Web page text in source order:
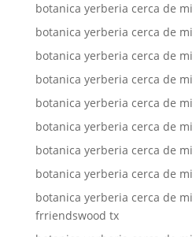
botanica yerberia cerca de mi
botanica yerberia cerca de
botanica yerberia cerca de
botanica yerberia cerca de
botanica yerberia cerca de
botanica yerberia cerca de
botanica yerberia cerca de
botanica yerberia cerca de
botanica yerberia cerca de
frriendswood tx